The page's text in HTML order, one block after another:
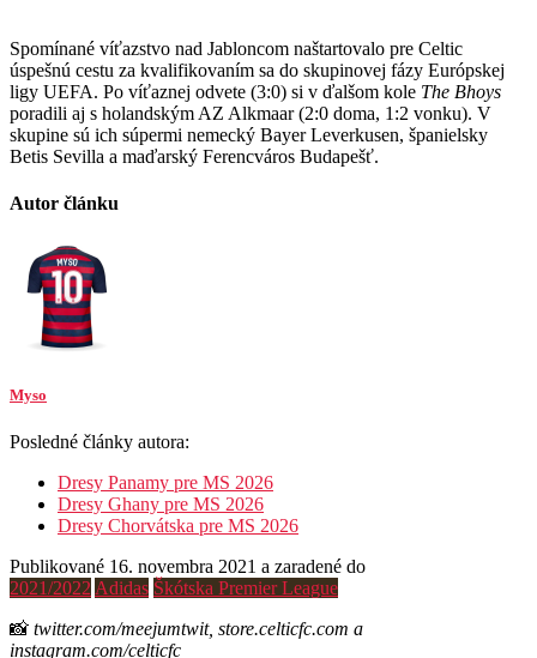
Spomínané víťazstvo nad Jabloncom naštartovalo pre Celtic
úspešnú cestu za kvalifikovaním sa do skupinovej fázy Európskej
ligy UEFA. Po víťaznej odvete (3:0) si v ďalšom kole The Bhoys
poradili aj s holandským AZ Alkmaar (2:0 doma, 1:2 vonku). V
skupine sú ich súpermi nemecký Bayer Leverkusen, španielsky
Betis Sevilla a maďarský Ferencváros Budapešť.
Autor článku
Myso
Posledné články autora:
Dresy Panamy pre MS 2026
Dresy Ghany pre MS 2026
Dresy Chorvátska pre MS 2026
Publikované 16. novembra 2021 a zaradené do
2021/2022 Adidas Škótska Premier League
📸 twitter.com/meejumtwit, store.celticfc.com a
instagram.com/celticfc